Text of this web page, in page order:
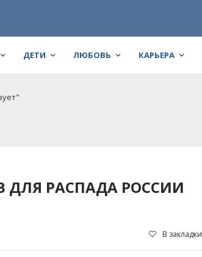
ДЕТИ ЛЮБОВЬ КАРЬЕРА
РАСПАДА РОССИИ
В закладки